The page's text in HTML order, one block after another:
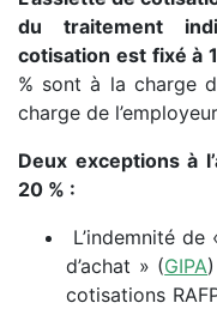
du traitement
cotisation est fixé à
% sont à la charge
charge de
Deux exceptions à
20 % :
L’indemnité
d’achat » (GIPA
cotisations